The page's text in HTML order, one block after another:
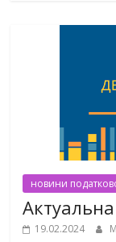
новини
19.02.2024